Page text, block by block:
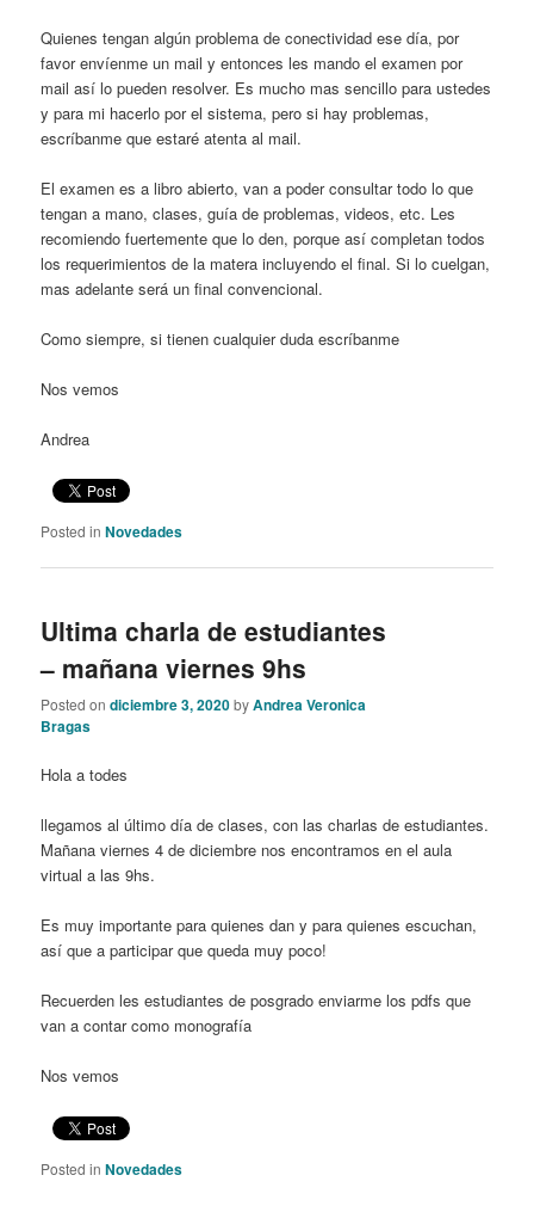
Quienes tengan algún problema de conectividad ese día, por
favor envíenme un mail y entonces les mando el examen por
mail así lo pueden resolver. Es mucho mas sencillo para ustedes
y para mi hacerlo por el sistema, pero si hay problemas,
escríbanme que estaré atenta al mail.
El examen es a libro abierto, van a poder consultar todo lo que
tengan a mano, clases, guía de problemas, videos, etc. Les
recomiendo fuertemente que lo den, porque así completan todos
los requerimientos de la matera incluyendo el final. Si lo cuelgan,
mas adelante será un final convencional.
Como siempre, si tienen cualquier duda escríbanme
Nos vemos
Andrea
Posted in Novedades
Ultima charla de estudiantes
– mañana viernes 9hs
Posted ondiciembre 3, 2020byAndrea Veronica
Bragas
Hola a todes
llegamos al último día de clases, con las charlas de estudiantes.
Mañana viernes 4 de diciembre nos encontramos en el aula
virtual a las 9hs.
Es muy importante para quienes dan y para quienes escuchan,
así que a participar que queda muy poco!
Recuerden les estudiantes de posgrado enviarme los pdfs que
van a contar como monografía
Nos vemos
Posted in Novedades